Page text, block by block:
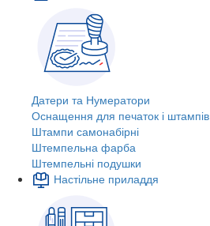
Датери та Нумератори
Оснащення для печаток і штампів
Штампи самонабірні
Штемпельна фарба
Штемпельні подушки
Настільне приладдя